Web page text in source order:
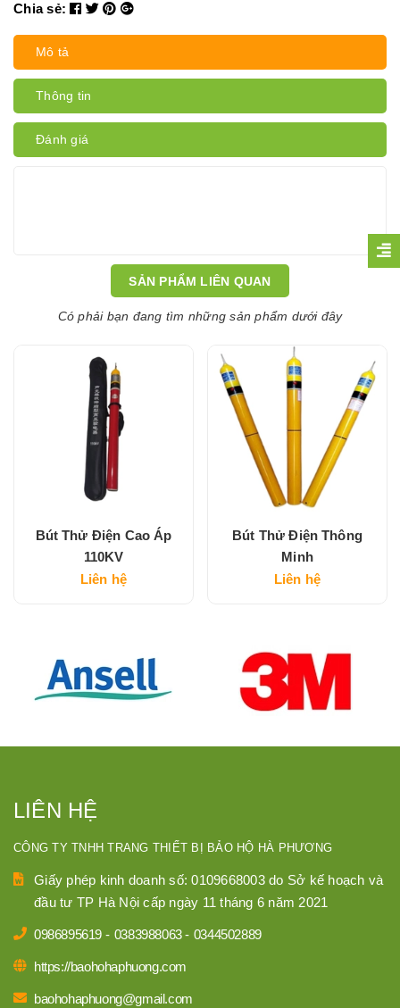
Chia sẻ:
Mô tả
Thông tin
Đánh giá
SẢN PHẨM LIÊN QUAN
Có phải bạn đang tìm những sản phẩm dưới đây
Bút Thử Điện Cao Áp
110KV
Liên hệ
Bút Thử Điện Thông
Minh
Liên hệ
LIÊN HỆ
CÔNG TY TNHH TRANG THIẾT BỊ BẢO HỘ HÀ PHƯƠNG
Giấy phép kinh doanh số: 0109668003 do Sở kế hoạch và
đầu tư TP Hà Nội cấp ngày 11 tháng 6 năm 2021
0986895619 - 0383988063- 0344502889
https://baohohaphuong.com
baohohaphuong@gmail.com